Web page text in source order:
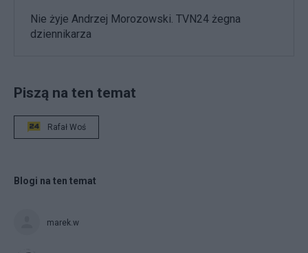
Nie żyje Andrzej Morozowski. TVN24 żegna
dziennikarza
Piszą na ten temat
Rafał Woś
Blogi na ten temat
marek.w